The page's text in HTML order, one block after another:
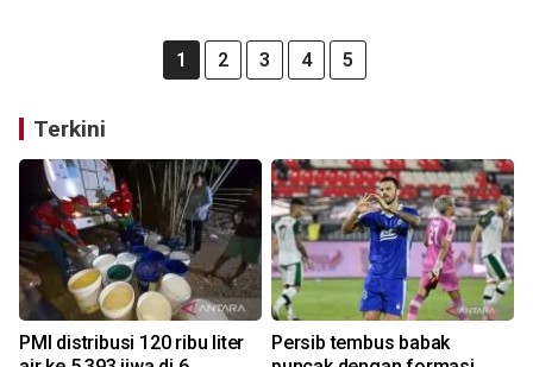
1 2 3 4 5
Terkini
PMI distribusi 120 ribu liter
Persib tembus babak